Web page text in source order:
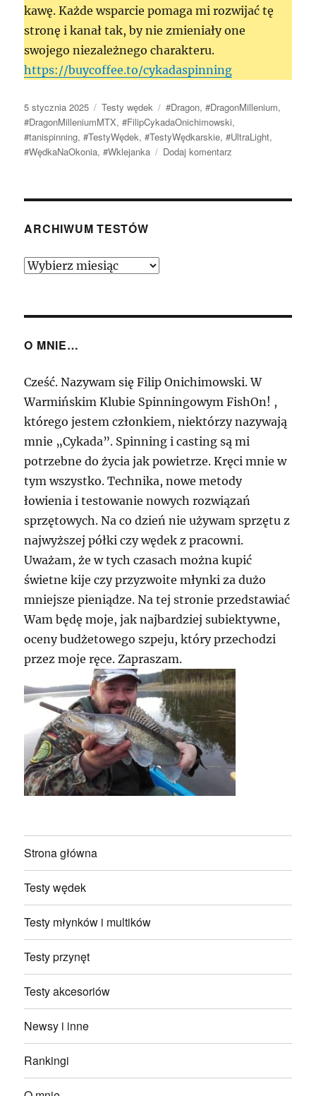
kawę. Każde wsparcie pomaga mi rozwijać tę
stronę i kanał tak, by nie zmieniały one
swojego niezależnego charakteru.
https://buycoffee.to/cykadaspinning
Data
publikacji
5 stycznia 2025 Kategorie
Testy wędek Tagi
#Dragon,#DragonMillenium,
#DragonMilleniumMTX,#FilipCykadaOnichimowski,
#tanispinning,#TestyWędek,#TestyWędkarskie,#UltraLight,
#WędkaNaOkonia,#Wklejanka Dodaj komentarz
Millenium…
ARCHIWUM TESTÓW
Archiwum
O MNIE…
Cześć. Nazywam się Filip Onichimowski. W
Warmińskim Klubie Spinningowym FishOn! ,
którego jestem członkiem, niektórzy nazywają
mnie „Cykada”. Spinning i casting są mi
potrzebne do życia jak powietrze. Kręci mnie w
tym wszystko. Technika, nowe metody
łowienia i testowanie nowych rozwiązań
sprzętowych. Na co dzień nie używam sprzętu z
najwyższej półki czy wędek z pracowni.
Uważam, że w tych czasach można kupić
świetne kije czy przyzwoite młynki za dużo
mniejsze pieniądze. Na tej stronie przedstawiać
Wam będę moje, jak najbardziej subiektywne,
oceny budżetowego szpeju, który przechodzi
przez moje ręce. Zapraszam.
Strona główna
Testy wędek
Testy młynków i multików
Testy przynęt
Testy akcesoriów
Newsy i inne
Rankingi